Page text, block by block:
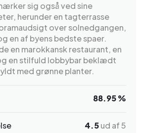
sig også ved sine
herunder en tagterrasse
over solnedgangen,
en af byens bedste spaer.
en marokkansk restaurant, en
en stilfuld lobbybar beklædt
med grønne planter.
88.95 %
4.5ud af 5